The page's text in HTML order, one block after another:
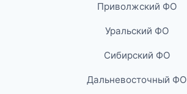
Приволжский ФО
Уральский ФО
Сибирский ФО
Дальневосточный ФО